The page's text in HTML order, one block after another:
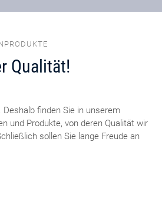
Qualität!
finden Sie in unserem
und Produkte, von deren Qualität wir
sollen Sie lange Freude an